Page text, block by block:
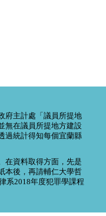
府主計處「議員所提地
無在議員所提地方建設
過統計得知每個宜蘭縣
在資料取得方面，先是
本後，再請輔仁大學哲
系2018年度犯罪學課程